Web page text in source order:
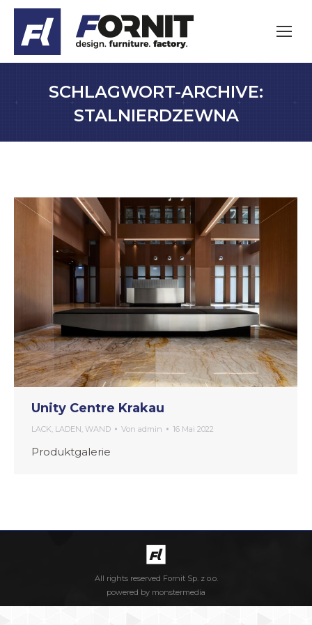
SCHLAGWORT-ARCHIVE:
STALNIERDZEWNA
Unity Centre Krakau
LACK LADEN WAND Von admin 16 Mai 2022
Produktgalerie
All rights reserved Fornit Sp. z o.o.
powered by monstermedia